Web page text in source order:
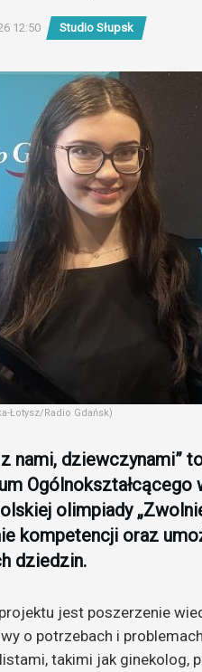
12:50 Studio Słupsk
Łotysz/Radio Gdańsk)
z nami, dziewczynami”
Ogólnokształcącego
olimpiady
kompetencji oraz
dziedzin.
jest poszerzenie
o potrzebach i
takimi jak ginekolog,